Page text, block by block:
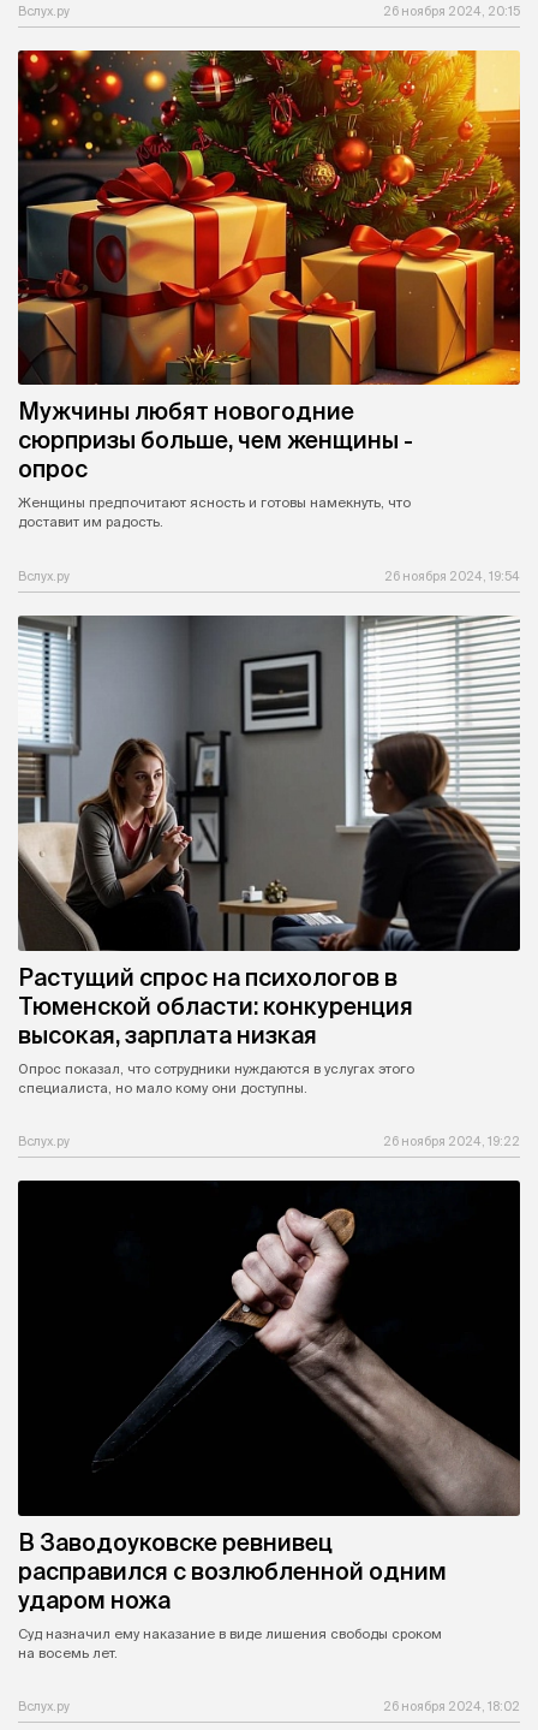
Вслух.ру 26 ноября 2024, 20:15
Мужчины любят новогодние
сюрпризы больше, чем женщины -
опрос
Женщины предпочитают ясность и готовы намекнуть, что
доставит им радость.
Вслух.ру 26 ноября 2024, 19:54
Растущий спрос на психологов в
Тюменской области: конкуренция
высокая, зарплата низкая
Опрос показал, что сотрудники нуждаются в услугах этого
специалиста, но мало кому они доступны.
Вслух.ру 26 ноября 2024, 19:22
В Заводоуковске ревнивец
расправился с возлюбленной одним
ударом ножа
Суд назначил ему наказание в виде лишения свободы сроком
на восемь лет.
Вслух.ру 26 ноября 2024, 18:02